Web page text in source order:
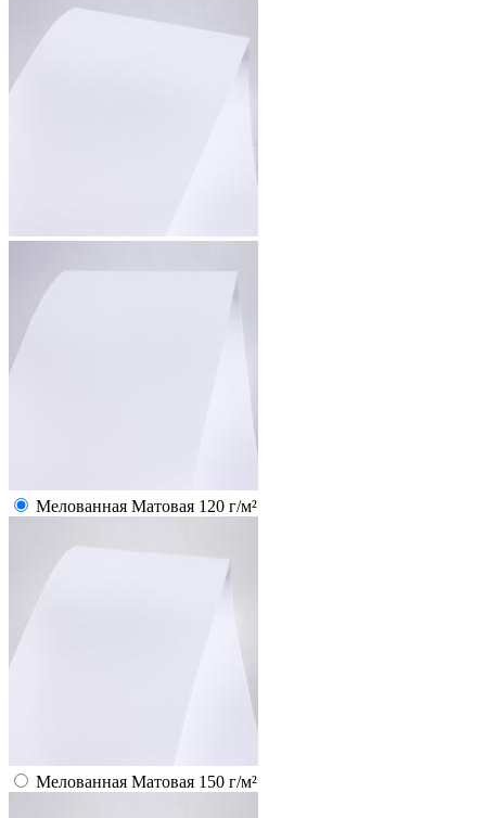
Мелованная Матовая 120 г/м²
Мелованная Матовая 150 г/м²